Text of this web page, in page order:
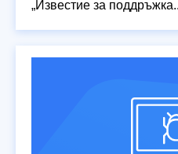
„Известие за